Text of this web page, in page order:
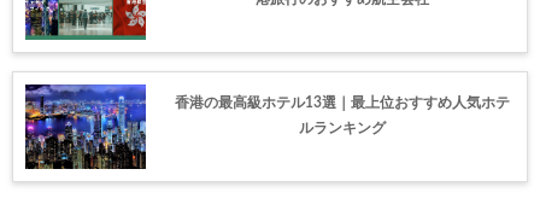
香港の最高級ホテル13選｜最上位おすすめ人気ホテ
ルランキング